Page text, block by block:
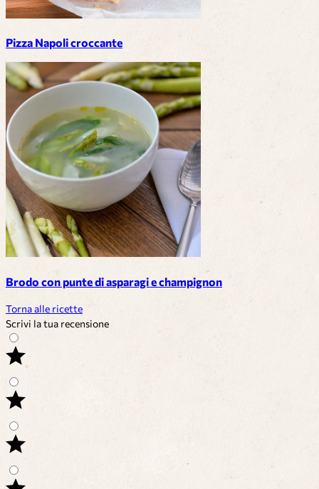
Pizza Napoli croccante
Brodo con punte di asparagi e champignon
Torna alle ricette
Scrivi la tua recensione